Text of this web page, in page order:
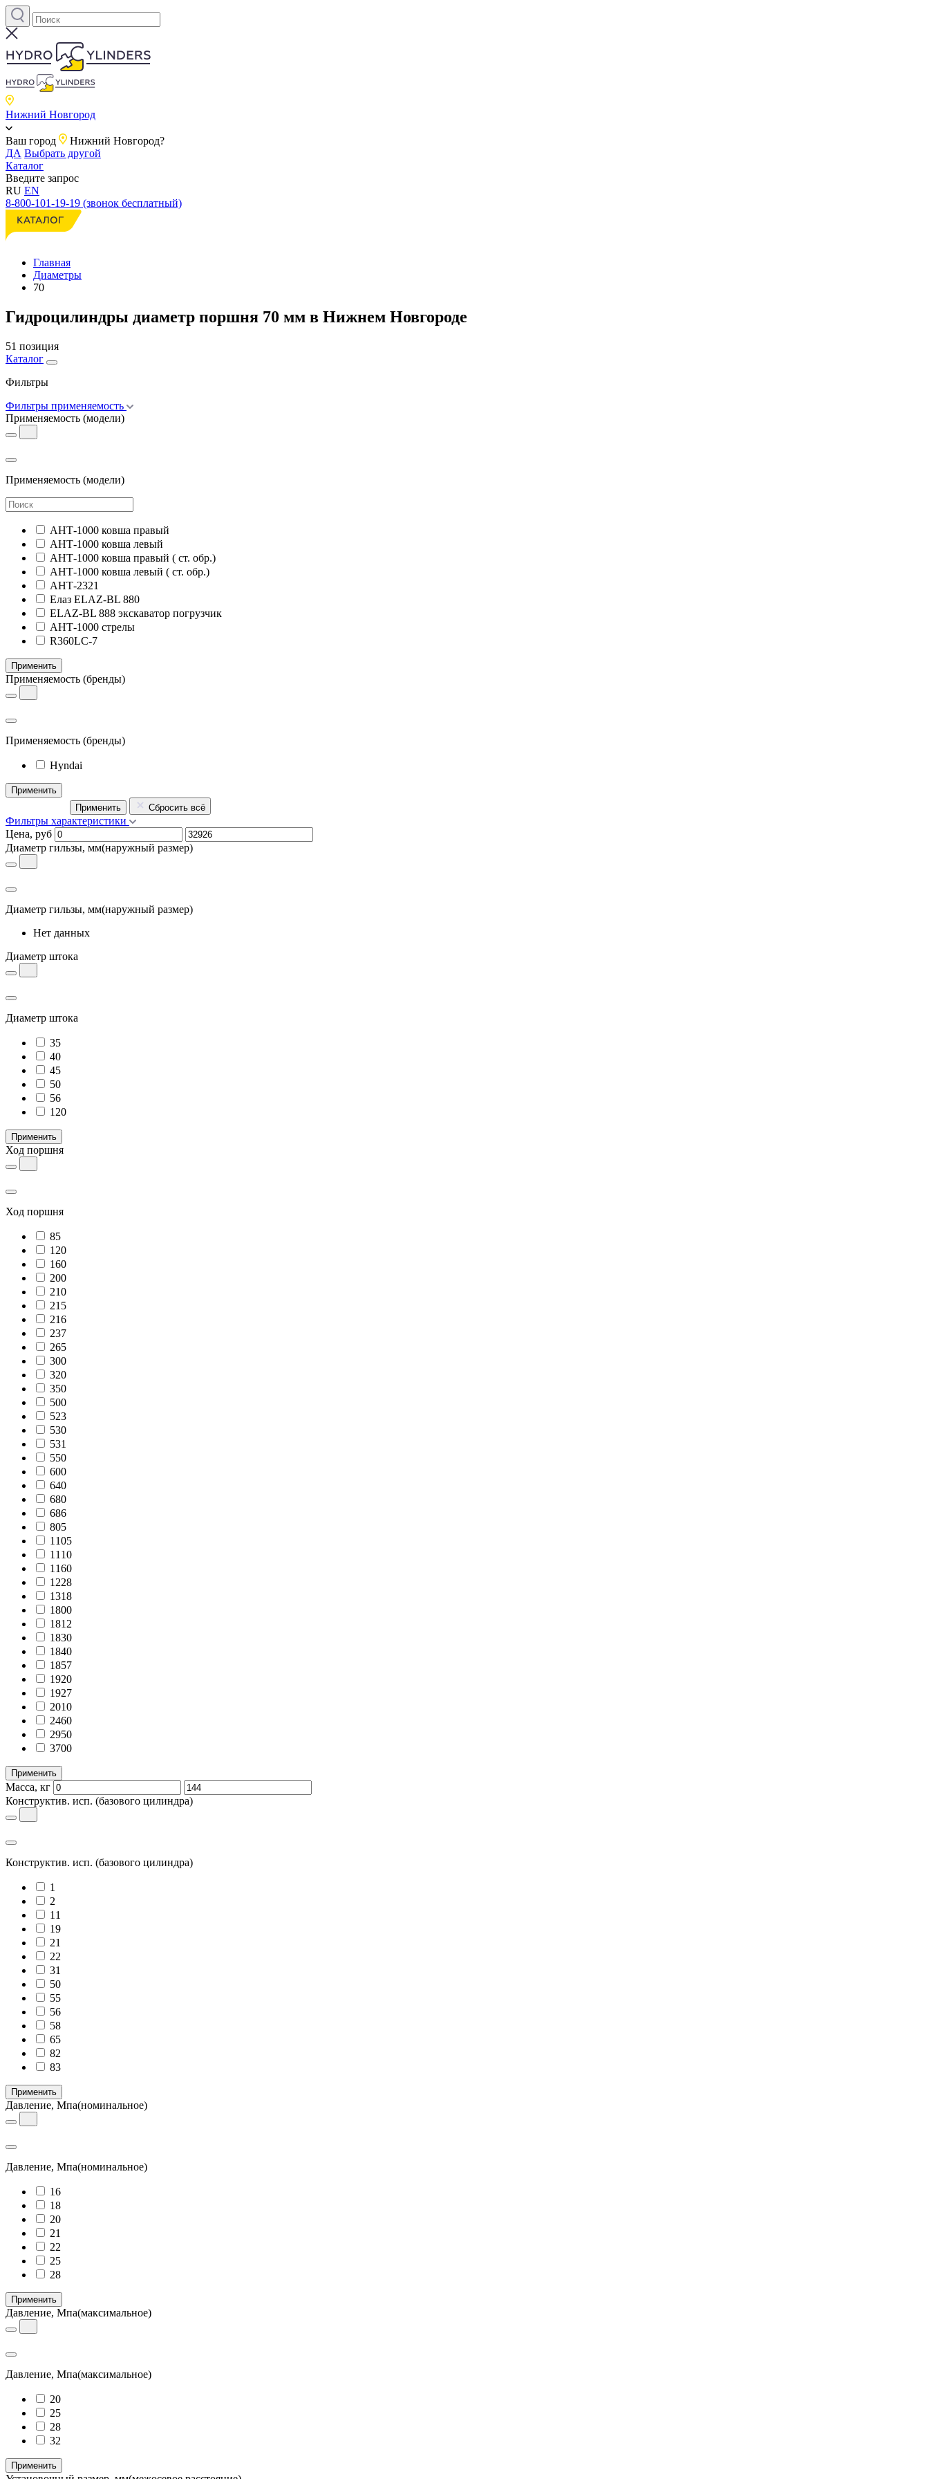
Нижний Новгород
Ваш город
Нижний Новгород?
ДА Выбрать другой
Каталог
Введите запрос
RU EN
8-800-101-19-19 (звонок бесплатный)
Главная
Диаметры
70
Гидроцилиндры диаметр поршня 70 мм в Нижнем Новгороде
51 позиция
Каталог
Фильтры
Фильтры применяемость
Применяемость (модели)
Применяемость (модели)
АНТ-1000 ковша правый
АНТ-1000 ковша левый
АНТ-1000 ковша правый ( ст. обр.)
АНТ-1000 ковша левый ( ст. обр.)
АНТ-2321
Елаз ELAZ-BL 880
ELAZ-BL 888 экскаватор погрузчик
АНТ-1000 стрелы
R360LC-7
Применить
Применяемость (бренды)
Применяемость (бренды)
Hyndai
Применить
Применить
Сбросить всё
Фильтры характеристики
Цена, руб
Диаметр гильзы, мм(наружный размер)
Диаметр гильзы, мм(наружный размер)
Нет данных
Диаметр штока
Диаметр штока
35
40
45
50
56
120
Применить
Ход поршня
Ход поршня
85
120
160
200
210
215
216
237
265
300
320
350
500
523
530
531
550
600
640
680
686
805
1105
1110
1160
1228
1318
1800
1812
1830
1840
1857
1920
1927
2010
2460
2950
3700
Применить
Масса, кг
Конструктив. исп. (базового цилиндра)
Конструктив. исп. (базового цилиндра)
1
2
11
19
21
22
31
50
55
56
58
65
82
83
Применить
Давление, Мпа(номинальное)
Давление, Мпа(номинальное)
16
18
20
21
22
25
28
Применить
Давление, Мпа(максимальное)
Давление, Мпа(максимальное)
20
25
28
32
Применить